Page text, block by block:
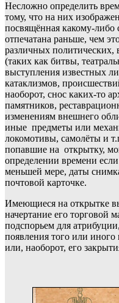
Несложно определить
тому, что на них
посвящённая какому-
отпечатана раньше, чем
различных
(таких как битвы,
выступления известных
катаклизмов,
наоборот, снос каких-то
памятников,
изменениям внешнего
иные предметы или
локомотивы, самолёты и
попавшие на открытку,
определении времени
меньшей мере, даты
почтовой карточке.
Имеющиеся на открытке
начертание его торговой
подспорьем для
появления того или иного
или, наоборот, его